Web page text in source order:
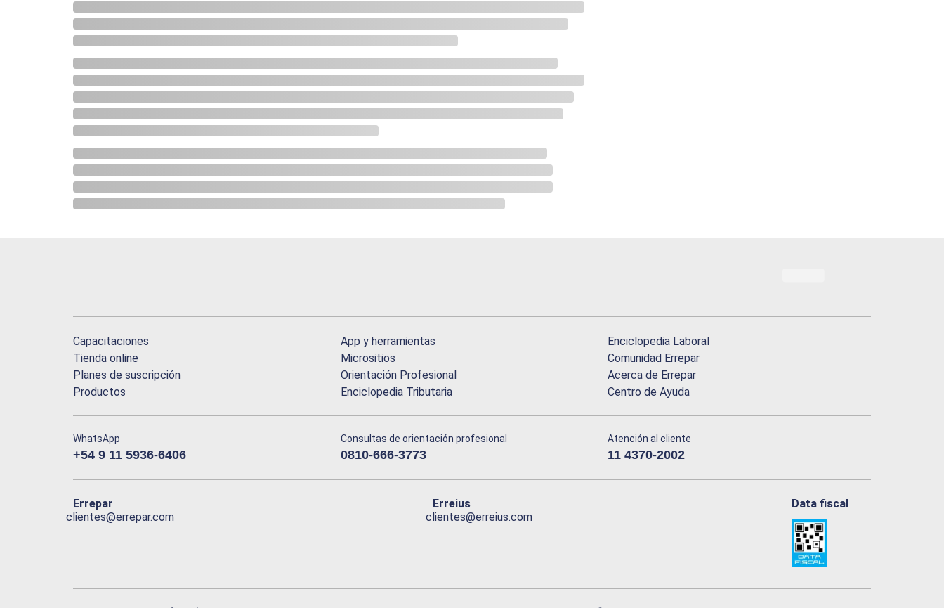
Capacitaciones
Tienda online
Planes de suscripción
Productos
App y herramientas
Micrositios
Orientación Profesional
Enciclopedia Tributaria
Enciclopedia Laboral
Comunidad Errepar
Acerca de Errepar
Centro de Ayuda
WhatsApp
+54 9 11 5936-6406
Consultas de orientación profesional
0810-666-3773
Atención al cliente
11 4370-2002
Errepar
clientes@errepar.com
Erreius
clientes@erreius.com
Data fiscal